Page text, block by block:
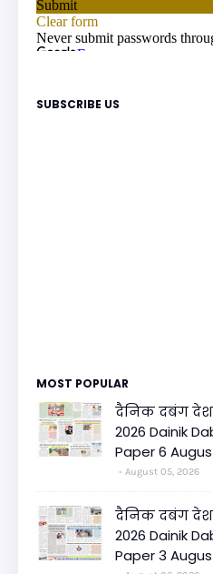
SUBSCRIBE US
MOST POPULAR
दैनिक दबंग
2026 Dainik
Paper 6
August 05, 2026
दैनिक दबंग
2026 Dainik
Paper 3